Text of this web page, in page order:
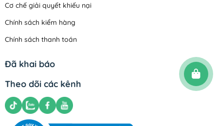
Cơ chế giải quyết khiếu nại
Chính sách kiểm hàng
Chính sách thanh toán
Chính sách vận chuyển
Chính sách bảo mật
Đã khai báo
Theo dõi các kênh